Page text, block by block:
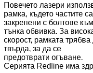
Повечето лазери
рамка, където частите са
закрепени с болтове към
тънка обвивка. За
скорост, рамката трябва
твърда, за да се
предотврати огъване.
Серията Redline има